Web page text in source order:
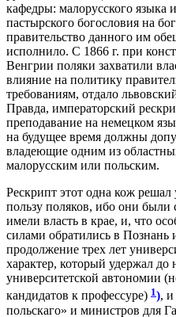
кафедры: малорусского языка
пастырского богословия на
правительство данного им
исполнило. С 1866 г. при
Венгрии поляки захватили
влияние на политику
требованиям, отдало
Правда, императорский
преподавание на немецком
на будущее время должны
владеющие одним из
малорусским или польским.
Рескрипт этот одна кож решал
пользу поляков, ибо они
имели власть в крае, и, что
силами обратились в Познань
продолжение трех лет
характер, который удержал
университетской автономии
кандидатов к профессуре) 1),
польскаго» и министров для